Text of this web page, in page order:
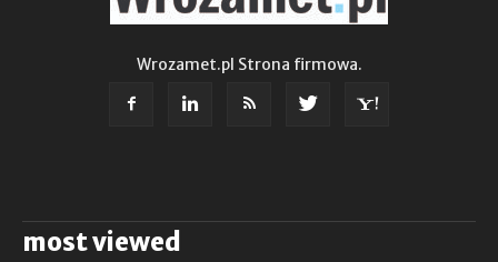
Wrozamet.pl Strona firmowa.
most viewed